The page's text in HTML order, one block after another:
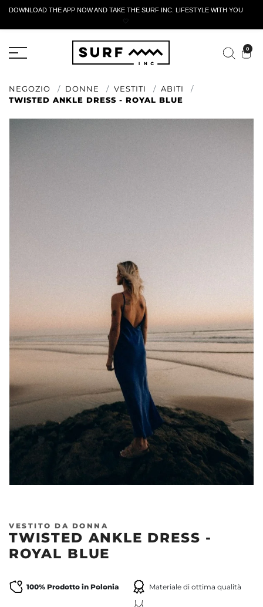
DOWNLOAD THE APP NOW AND TAKE THE SURF INC. LIFESTYLE WITH YOU
🤍
0
NEGOZIO DONNE VESTITI
ABITI
TWISTED ANKLE DRESS - ROYAL BLUE
VESTITO DA DONNA
TWISTED ANKLE DRESS -
ROYAL BLUE
100% Prodotto in Polonia Materiale di ottima qualità
MODULO DI RESTITUZIONE ATTIVO